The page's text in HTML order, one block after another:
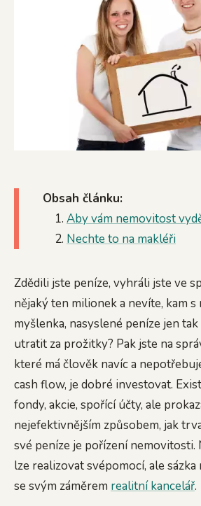
Obsah článku:
Aby vám nemovitost
Nechte to na makléři
Zdědili jste peníze, vyhráli jste ve
nějaký ten milionek a nevíte, kam s
myšlenka, nasyslené peníze jen
utratit za prožitky? Pak jste na
které má člověk navíc a
cash flow, je dobré investovat.
fondy, akcie, spořící účty, ale
nejefektivnějším způsobem, jak
své peníze je pořízení
lze realizovat svépomocí, ale
se svým záměrem realitní kancelář.